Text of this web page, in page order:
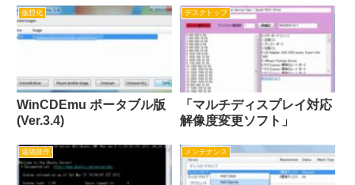
仮想化
WinCDEmu ポータブル版
(Ver.3.4)
デスクトップ
「マルチディスプレイ対応
解像度変更ソフト」
遠隔操作 メンテナンス